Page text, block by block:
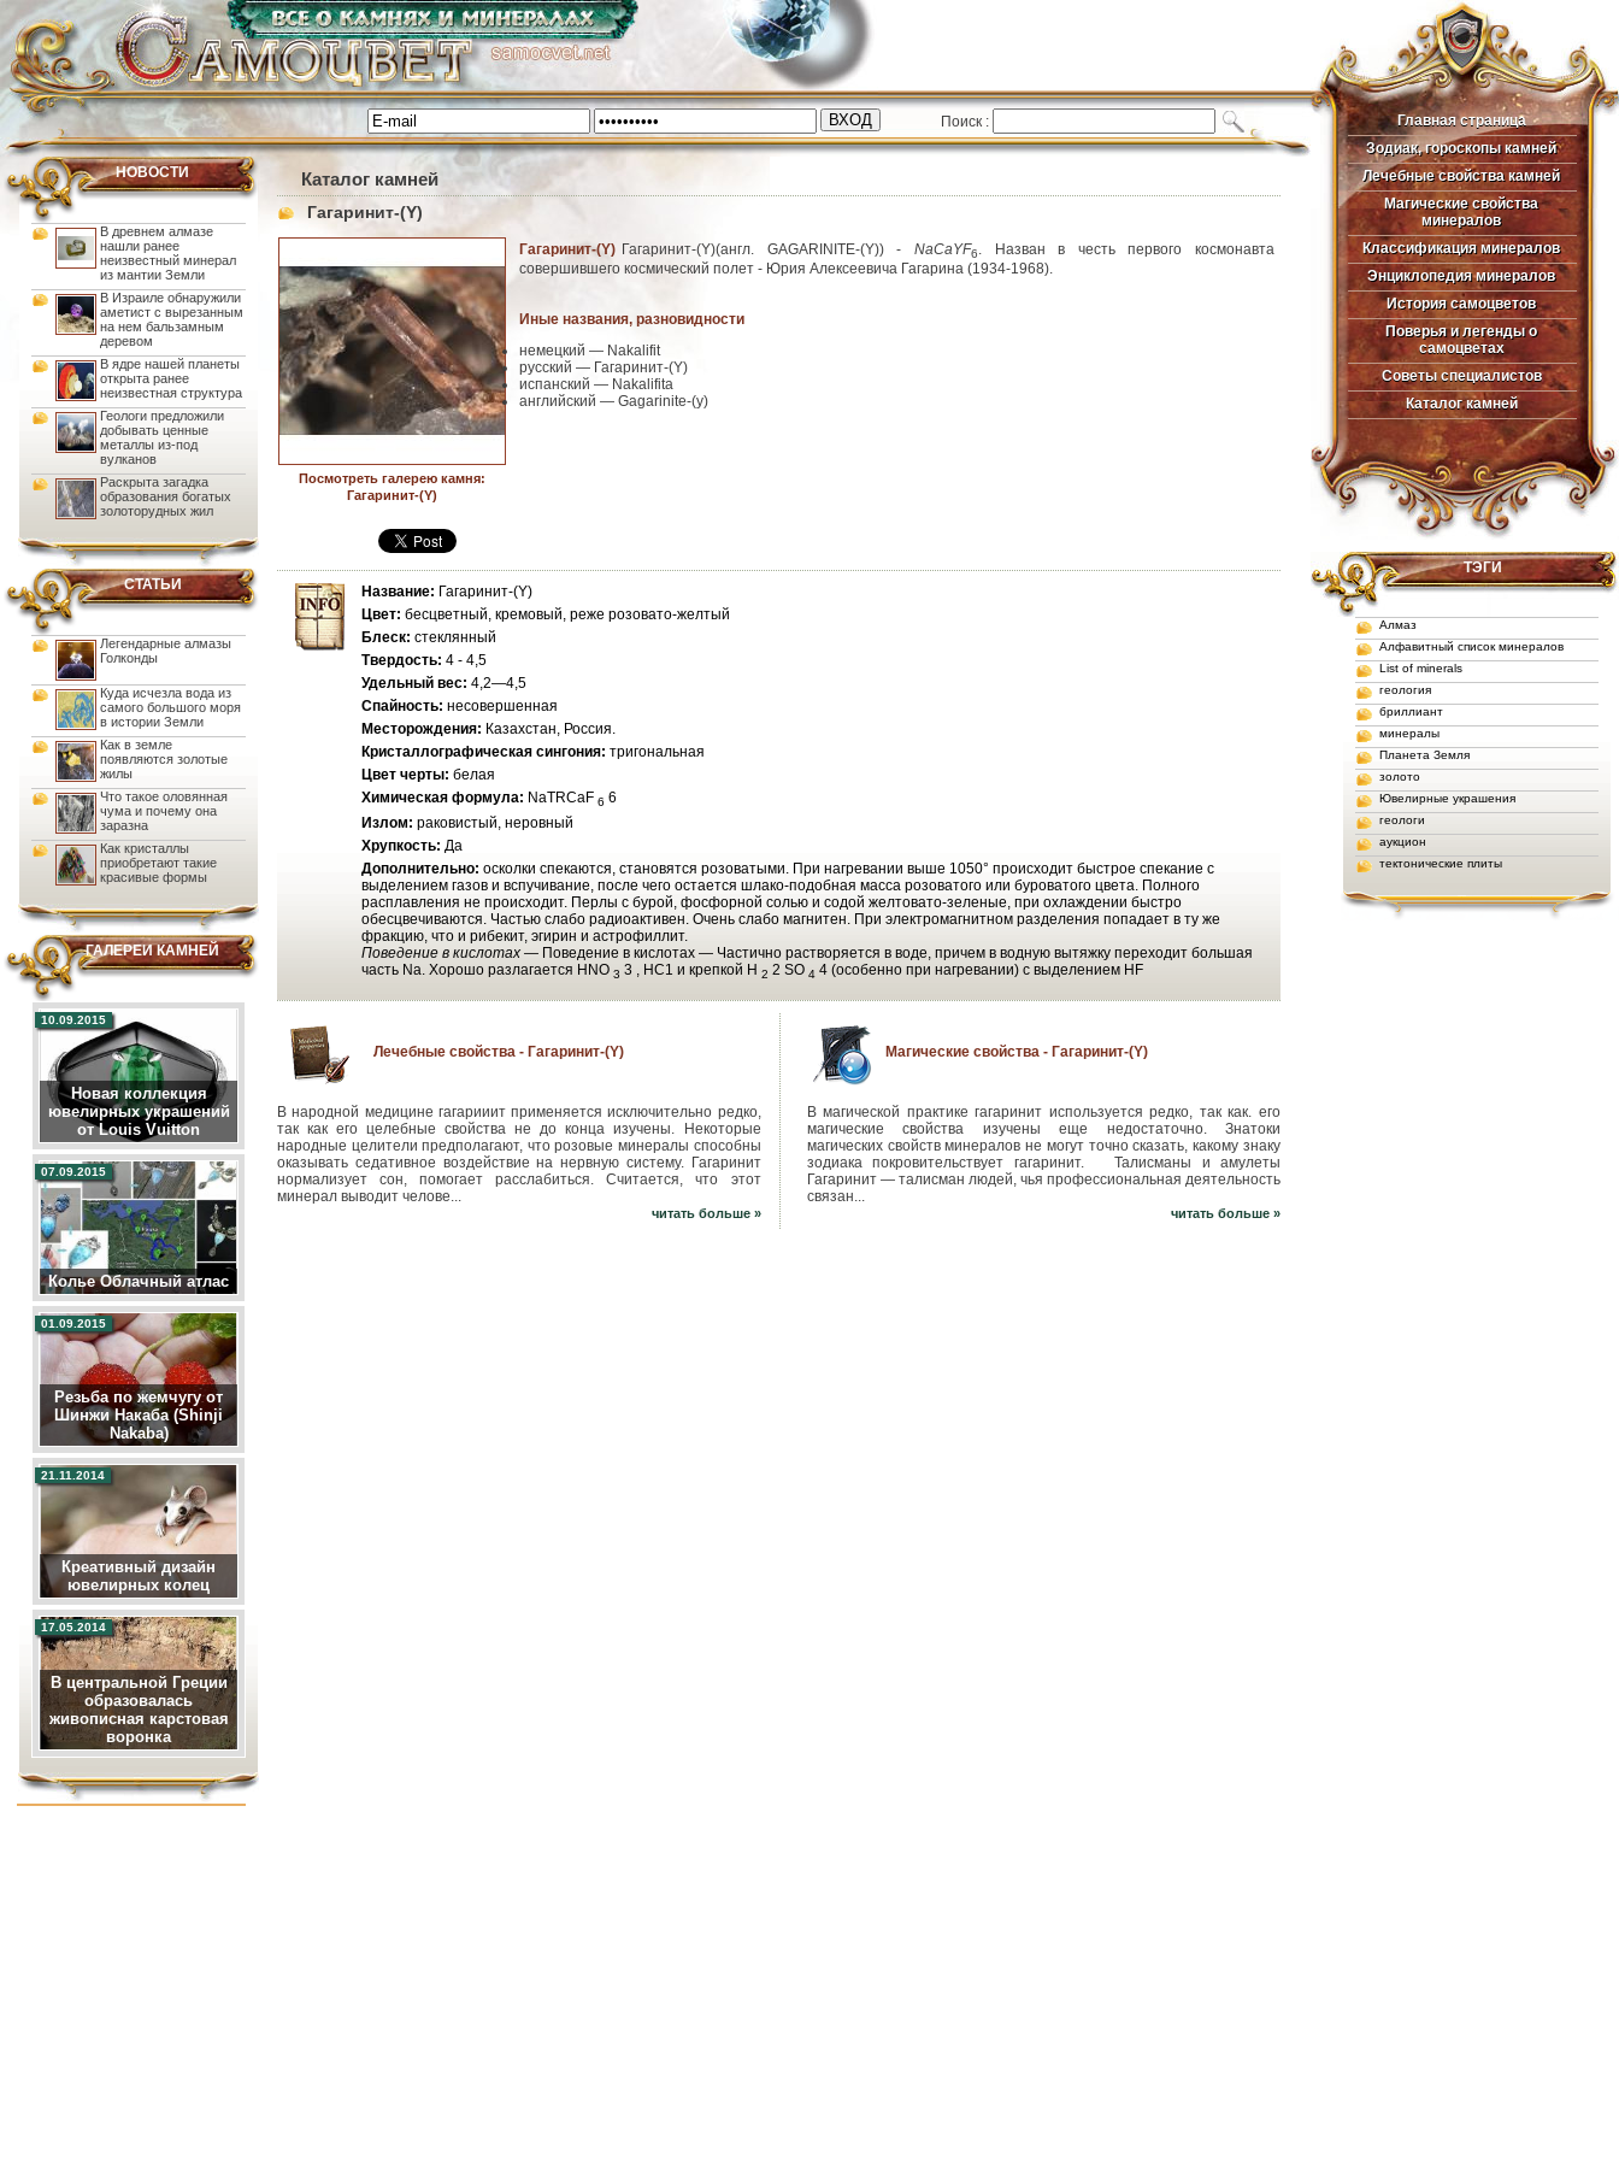
Главная страница
Главная страница
Зодиак, гороскопы камней
Зодиак, гороскопы камней
Лечебные свойства камней
Лечебные свойства камней
Магические свойства
минералов
Магические свойства
минералов
Классификация минералов
Классификация минералов
Энциклопедия минералов
Энциклопедия минералов
История самоцветов
История самоцветов
Поверья и легенды о
самоцветах
Поверья и легенды о
самоцветах
Советы специалистов
Советы специалистов
Каталог камней
Каталог камней
ТЭГИ
Алмаз
Алфавитный список минералов
List of minerals
геология
бриллиант
минералы
Планета Земля
золото
Ювелирные украшения
геологи
аукцион
тектонические плиты
Поиск :
НОВОСТИ
В древнем алмазе
нашли ранее
неизвестный минерал
из мантии Земли
В Израиле обнаружили
аметист с вырезанным
на нем бальзамным
деревом
В ядре нашей планеты
открыта ранее
неизвестная структура
Геологи предложили
добывать ценные
металлы из-под
вулканов
Раскрыта загадка
образования богатых
золоторудных жил
СТАТЬИ
Легендарные алмазы
Голконды
Куда исчезла вода из
самого большого моря
в истории Земли
Как в земле
появляются золотые
жилы
Что такое оловянная
чума и почему она
заразна
Как кристаллы
приобретают такие
красивые формы
ГАЛЕРЕИ КАМНЕЙ
Новая коллекция
ювелирных украшений
от Louis Vuitton
10.09.2015
Колье Облачный атлас
07.09.2015
Резьба по жемчугу от
Шинжи Накаба (Shinji
Nakaba)
01.09.2015
Креативный дизайн
ювелирных колец
21.11.2014
В центральной Греции
образовалась
живописная карстовая
воронка
17.05.2014
Каталог камней
Гагаринит-(Y)
Посмотреть галерею камня:
Гагаринит-(Y)
Гагаринит-(Y) Гагаринит-(Y)(англ. GAGARINITE-(Y)) - NaCaYF6. Назван в честь первого космонавта
совершившего космический полет - Юрия Алексеевича Гагарина (1934-1968).
Иные названия, разновидности
немецкий — Nakalifit
русский — Гагаринит-(Y)
испанский — Nakalifita
английский — Gagarinite-(y)
Название: Гагаринит-(Y)
Цвет: бесцветный, кремовый, реже розовато-желтый
Блеск: стеклянный
Твердость: 4 - 4,5
Удельный вес: 4,2—4,5
Спайность: несовершенная
Месторождения: Казахстан, Россия.
Кристаллографическая сингония: тригональная
Цвет черты: белая
Химическая формула: NaTRCaF 6 6
Излом: раковистый, неровный
Хрупкость: Да
Дополнительно: осколки спекаются, становятся розоватыми. При нагревании выше 1050° происходит быстрое спекание с
выделением газов и вспучивание, после чего остается шлако-подобная масса розоватого или буроватого цвета. Полного
расплавления не происходит. Перлы с бурой, фосфорной солью и содой желтовато-зеленые, при охлаждении быстро
обесцвечиваются. Частью слабо радиоактивен. Очень слабо магнитен. При электромагнитном разделения попадает в ту же
фракцию, что и рибекит, эгирин и астрофиллит.
Поведение в кислотах — Поведение в кислотах — Частично растворяется в воде, причем в водную вытяжку переходит большая
часть Na. Хорошо разлагается НNО 3 3 , НС1 и крепкой Н 2 2 SO 4 4 (особенно при нагревании) с выделением HF
Лечебные свойства - Гагаринит-(Y)
В народной медицине гагарииит применяется исключительно редко,
так как его целебные свойства не до конца изучены. Некоторые
народные целители предполагают, что розовые минералы способны
оказывать седативное воздействие на нервную систему. Гагаринит
нормализует сон, помогает расслабиться. Считается, что этот
минерал выводит челове...
читать больше »
Магические свойства - Гагаринит-(Y)
В магической практике гагаринит используется редко, так как. его
магические свойства изучены еще недостаточно. Знатоки
магических свойств минералов не могут точно сказать, какому знаку
зодиака покровительствует гагаринит. Талисманы и амулеты
Гагаринит — талисман людей, чья профессиональная деятельность
связан...
читать больше »